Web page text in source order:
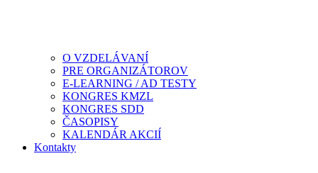
O VZDELÁVANÍ
PRE ORGANIZÁTOROV
E-LEARNING / AD TESTY
KONGRES KMZL
KONGRES SDD
ČASOPISY
KALENDÁR AKCIÍ
Kontakty